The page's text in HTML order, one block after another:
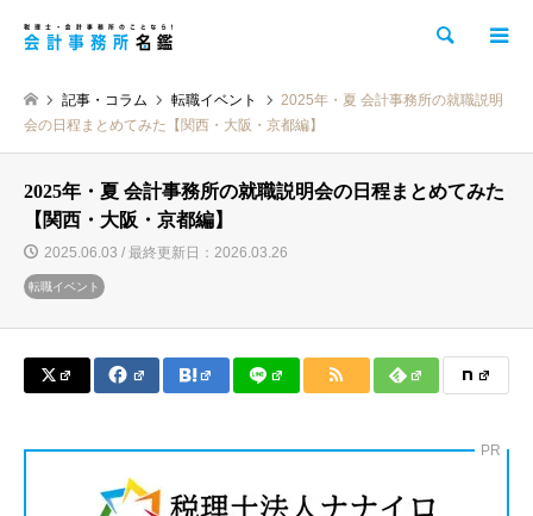
検索
記事・コラム 転職イベント
2025年・夏 会計事務所の就職説明
会の日程まとめてみた【関西・大阪・京都編】
2025年・夏 会計事務所の就職説明会の日程まとめてみた
【関西・大阪・京都編】
2025.06.03 / 最終更新日：2026.03.26
転職イベント
PR